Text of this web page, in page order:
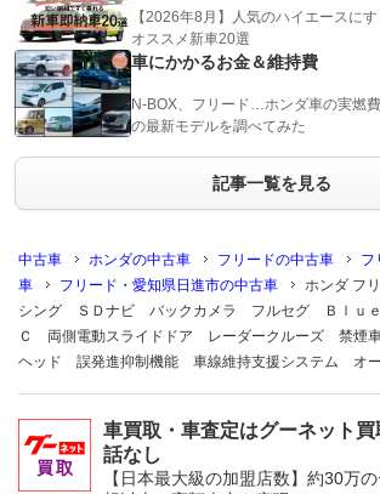
【2026年8月】人気のハイエースに
オススメ新車20選
車にかかるお金＆維持費
N-BOX、フリード…ホンダ車の実燃
の最新モデルを調べてみた
記事一覧を見る
中古車 ホンダの中古車 フリードの中古車
フ
車
フリード・愛知県日進市の中古車
ホンダ フ
シング ＳＤナビ バックカメラ フルセグ Ｂｌｕ
Ｃ 両側電動スライドドア レーダークルーズ 禁煙
ヘッド 誤発進抑制機能 車線維持支援システム オー
車買取・車査定はグーネット
話なし
【日本最大級の加盟店数】約30万